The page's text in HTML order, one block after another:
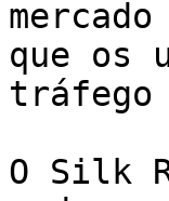
que os
tráfego
O Silk